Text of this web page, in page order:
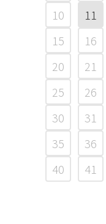
10
11
15
16
20
21
25
26
30
31
35
36
40
41